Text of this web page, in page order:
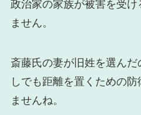
政治家の家族が被害を受け
ません。
斎藤氏の妻が旧姓を選ん
しでも距離を置くための
ませんね。